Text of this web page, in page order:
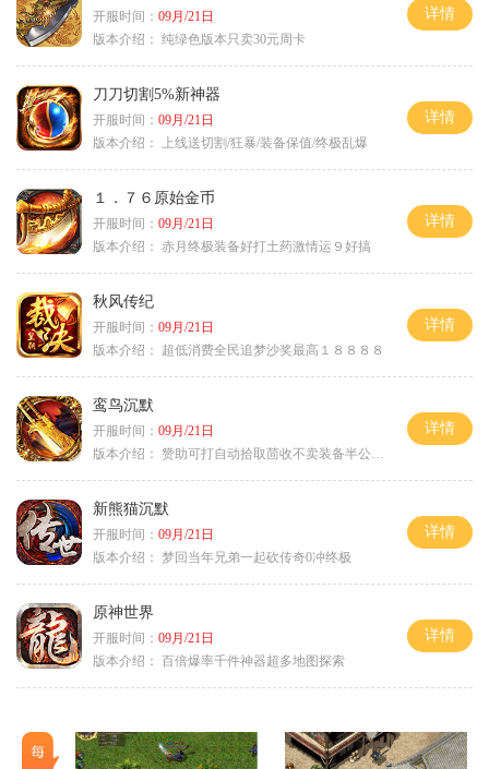
开服时间： 09月/21日
版本介绍： 纯绿色版本只卖30元周卡
详情
刀刀切割5%新神器
开服时间： 09月/21日
版本介绍：
上线送切割/狂暴/装备保值/终极乱爆
详情
１．７６原始金币
开服时间： 09月/21日
版本介绍： 赤月终极装备好打土药激情运９好搞
详情
秋风传纪
开服时间： 09月/21日
版本介绍：
超低消费全民追梦沙奖最高１８８８８
详情
鸾鸟沉默
开服时间： 09月/21日
版本介绍： 赞助可打自动拾取茴收不卖装备半公益服
详情
新熊猫沉默
开服时间： 09月/21日
版本介绍： 梦回当年兄弟一起砍传奇0冲终极
详情
原神世界
开服时间： 09月/21日
版本介绍： 百倍爆率千件神器超多地图探索
详情